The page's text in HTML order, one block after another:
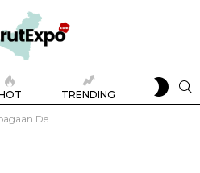
TRENDING
SKIN
Kerja Bakti Bersihkan Selokan untuk Cegah Banjir